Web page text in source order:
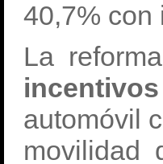
40,7% con
La
incentivos
automóvil
movilidad